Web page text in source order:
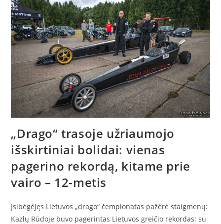
„Drago“ trasoje užriaumojo
išskirtiniai bolidai: vienas
pagerino rekordą, kitame prie
vairo – 12-metis
Įsibėgėjęs Lietuvos „drago“ čempionatas pažėrė staigmenų:
Kazlų Rūdoje buvo pagerintas Lietuvos greičio rekordas: su